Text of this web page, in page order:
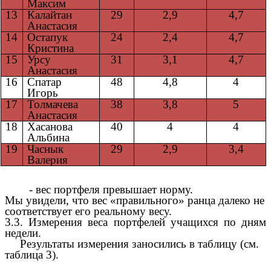
Максим
13
Калайтан
Анастасия
29 2,9
4,7
14
Остапук
Кристина
24 2,4
4,7
15
Урсу
Анастасия
31 3,1
4,7
16
Спатар
Игорь
48 4,8
4
17
Толмачева
Анастасия
38 3,8
5
18
Хасанова
Альбина
40 4
4
19
Часнык
Валерия
29 2,9 3,4
- вес портфеля превышает норму.
Мы увидели, что вес «правильного» ранца далеко не
соответствует его реальному весу.
3.3. Измерения веса портфелей учащихся по дням
недели.
Результаты измерения заносились в таблицу (см.
таблица 3).